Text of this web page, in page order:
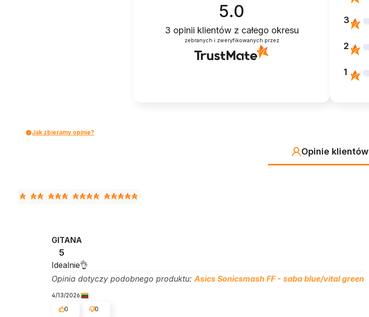
5.0
3 opinii klientów z całego okresu
zebranych i zweryfikowanych przez
3
2
1
Jak zbieramy opinie?
Opinie klientów
GITANA
5
Idealnie👌
Opinia dotyczy podobnego produktu:Asics Sonicsmash FF - saba blue/vital green
4/13/2026
0
0